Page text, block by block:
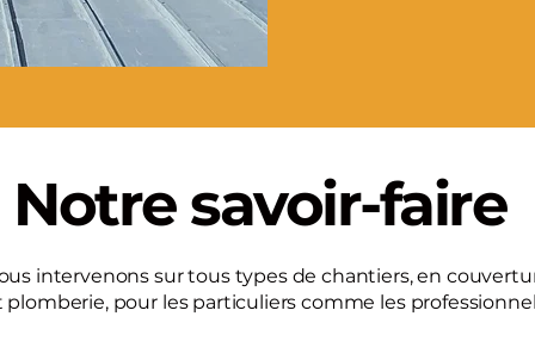
Notre savoir-faire
intervenons sur tous types de chantiers, en
plomberie, pour les particuliers comme les